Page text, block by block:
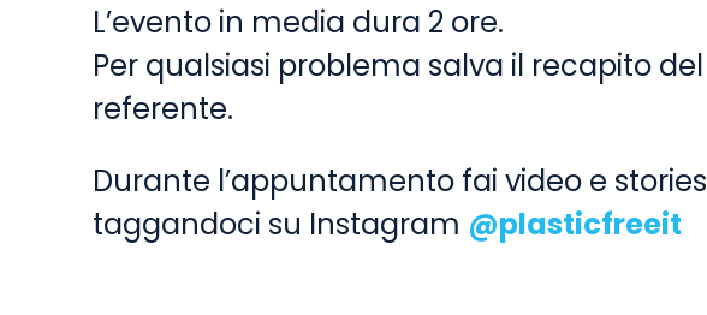
L’evento in media dura 2 ore.
Per qualsiasi problema salva il recapito del
referente.
Durante l’appuntamento fai video e stories
taggandoci su Instagram @plasticfreeit